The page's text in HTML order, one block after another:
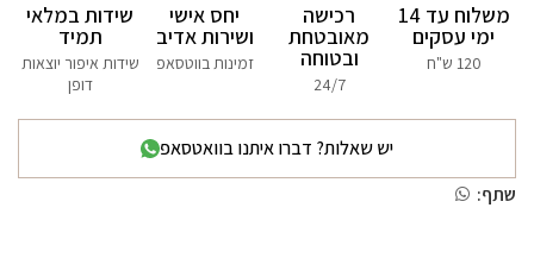
משלוח עד 14
ימי עסקים
120 ש"ח
רכישה
מאובטחת
ובטוחה
24/7
יחס אישי
ושירות אדיב
זמינות בווטסאפ
שידות במלאי
תמיד
שידות איפור יוצאות
דופן
יש שאלות? דברו איתנו בוואטסאפ
שתף: